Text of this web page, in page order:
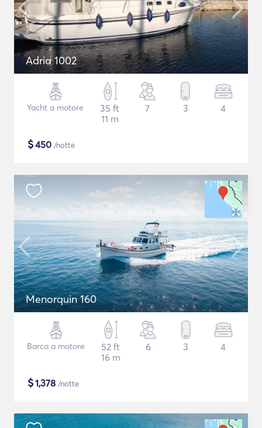
Adria 1002
Yacht a motore
35 ft
11 m
7 3 4
$450 /notte
Menorquin 160
Barca a motore
52 ft
16 m
6 3 4
$1,378 /notte